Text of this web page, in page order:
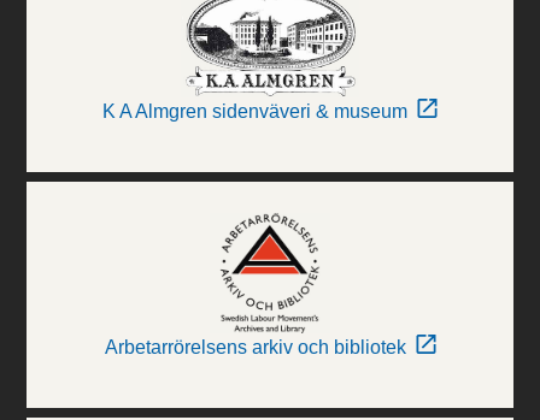
K A Almgren sidenväveri & museum
Arbetarrörelsens arkiv och bibliotek